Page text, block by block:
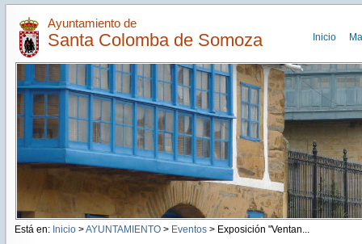
Ayuntamiento de
Santa Colomba de Somoza Inicio
Está en: Inicio >AYUNTAMIENTO> Eventos> Exposición "Ventan...